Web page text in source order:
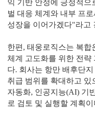
익 기반 안정에 긍정적으
벌 대응 체계와 내부 프
성장을 이어가겠다"라고
한편, 태웅로직스는 복합
체계 고도화를 위한 전략
다. 회사는 항만 배후단
취급 범위를 확대하고 있
자동화, 인공지능(AI) 기
로 검토 및 실행할 계획이